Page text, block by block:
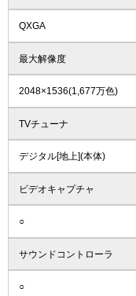
QXGA
最大解像度
2048×1536(1,677万色)
TVチューナ
デジタル[地上](本体)
ビデオキャプチャ
○
サウンドコントローラ
○